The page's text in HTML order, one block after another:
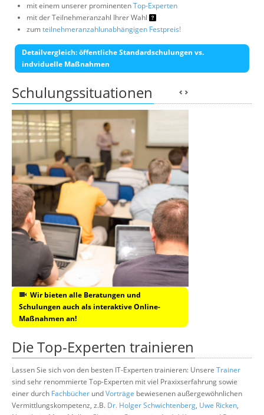
mit einem unserer prominentenTop-Experten
mit der Teilnehmeranzahl Ihrer Wahl
zumteilnehmeranzahlunabhängigen Festpreis!
Detailvergleich: öffentliche Standardschulungen vs.
indviduelle Maßnahmen
Schulungssituationen
Wir bieten alle Beratungen und
Schulungen auch als interaktive Online-
Maßnahmen an!
Die Top-Experten trainieren
Lassen Sie sich von den besten IT-Experten trainieren: Unsere Trainer
sind sehr renommierte Top-Experten mit viel Praxixserfahrung sowie
einer durch Fachbücher undVorträge bewiesenen außergewöhnlichen
Vermittlungskompetenz, z.B. Dr. Holger Schwichtenberg, Uwe Ricken,